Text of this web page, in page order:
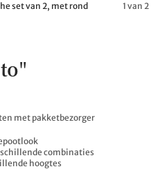
set van 2, met rond
1 van 2
met pakketbezorger
combinaties
hoogtes